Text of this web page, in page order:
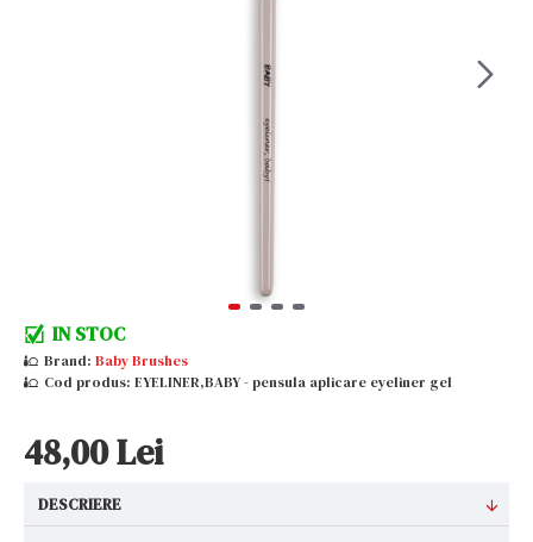
IN STOC
Brand: Baby Brushes
Cod produs: EYELINER,BABY - pensula aplicare eyeliner gel
48,00 Lei
DESCRIERE